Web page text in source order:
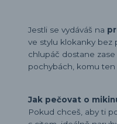
Jestli se vydáváš na
ve stylu klokanky bez
chlupáč dostane
pochybách, komu ten
Jak pečovat o
Pokud chceš, aby ti